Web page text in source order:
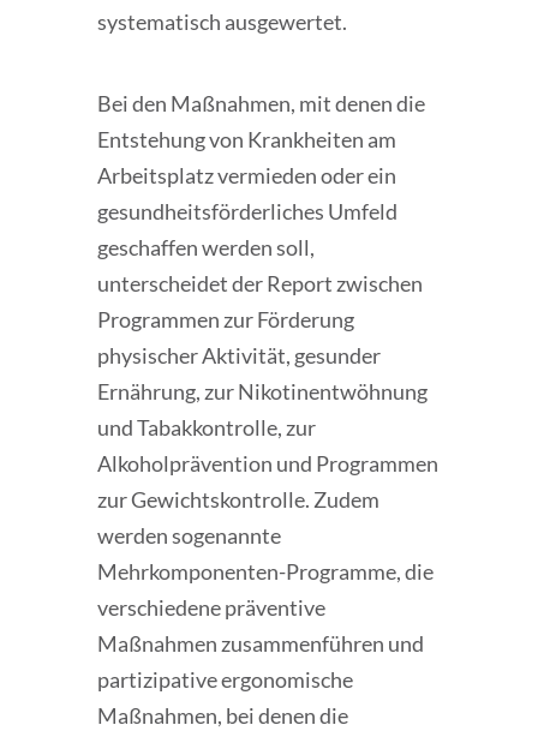
systematisch ausgewertet.
Bei den Maßnahmen, mit denen die
Entstehung von Krankheiten am
Arbeitsplatz vermieden oder ein
gesundheitsförderliches Umfeld
geschaffen werden soll,
unterscheidet der Report zwischen
Programmen zur Förderung
physischer Aktivität, gesunder
Ernährung, zur Nikotinentwöhnung
und Tabakkontrolle, zur
Alkoholprävention und Programmen
zur Gewichtskontrolle. Zudem
werden sogenannte
Mehrkomponenten-Programme, die
verschiedene präventive
Maßnahmen zusammenführen und
partizipative ergonomische
Maßnahmen, bei denen die